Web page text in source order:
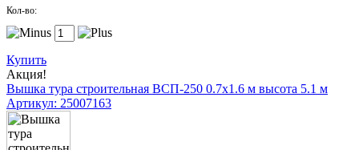
Кол-во:
Купить
Акция!
Вышка тура строительная ВСП-250 0.7х1.6 м высота 5.1 м
Артикул: 25007163